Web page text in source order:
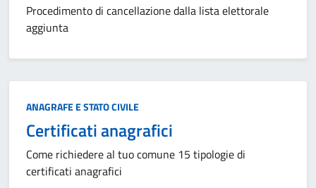
Procedimento di cancellazione dalla lista elettorale
aggiunta
Categoria:
ANAGRAFE E STATO CIVILE
Certificati anagrafici
Come richiedere al tuo comune 15 tipologie di
certificati anagrafici